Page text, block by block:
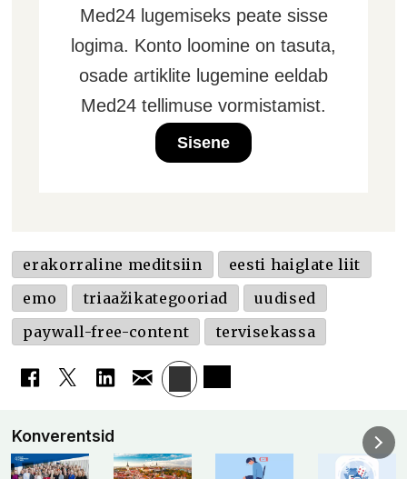
Med24 lugemiseks peate sisse
logima. Konto loomine on tasuta,
osade artiklite lugemine eeldab
Med24 tellimuse vormistamist.
Sisene
erakorraline meditsiin
eesti haiglate liit
emo
triaažikategooriad
uudised
paywall-free-content
tervisekassa
Konverentsid